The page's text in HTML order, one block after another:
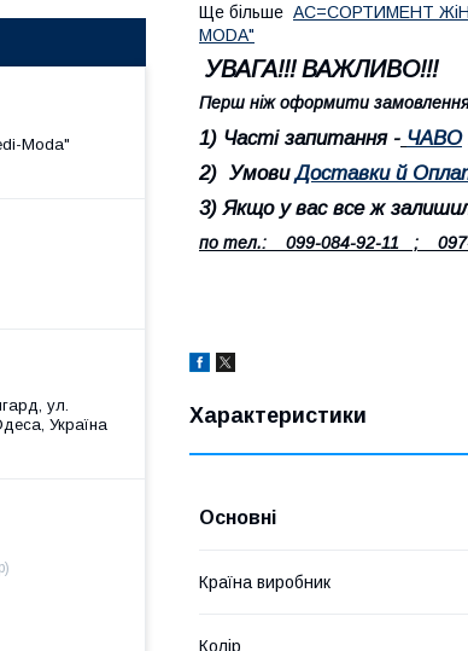
Ще більше АС=СОРТИМЕНТ
MODA"
УВАГА!!! ВАЖЛИВО!!!
Перш ніж оформити
1) Часті запитання - ЧАВО
2) УмовиДоставки й
3) Якщо у вас все ж
по тел.: 099-084-92-11 ; 097-
Характеристики
Основні
Країна виробник
Колір
Moda"
ул.
Україна